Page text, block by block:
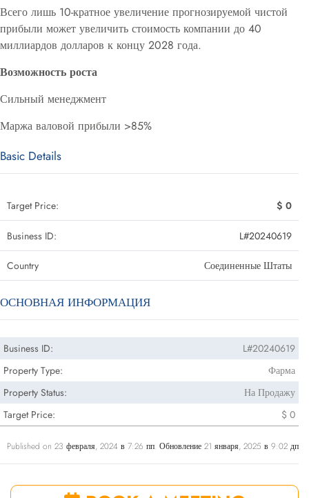
Всего лишь 10-кратное увеличение прогнозируемой чистой
прибыли может увеличить стоимость компании до 40
миллиардов долларов к концу 2028 года.
Возможность роста
Сильный менеджмент
Маржа валовой прибыли >85%
Basic Details
Target Price: $ 0
Business ID: L#20240619
Country Соединенные Штаты
ОСНОВНАЯ ИНФОРМАЦИЯ
Business ID:
L#20240619
Property Type:
Фарма
Property Status:
На Продажу
Target Price:
$ 0
Published on 23 февраля, 2024 в 7:26 пп. Обновление 21 января, 2025 в 9:02 дп